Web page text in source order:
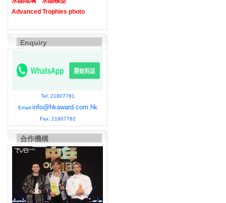
Advanced Trophies photo
Enquiry
Tel: 21807781
Email:info@hkaward.com.hk
Fax: 21807782
合作機構